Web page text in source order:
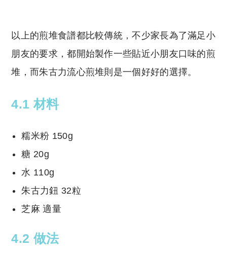
以上的煎堆食譜都比較傳統，不少家長為了滿足小
朋友的要求，都開始製作一些貼近小朋友口味的煎
堆，而朱古力流心煎堆則是一個好好的選擇。
4.1 材料
糯米粉 150g
糖 20g
水 110g
朱古力鈕 32粒
芝麻 適量
4.2 做法